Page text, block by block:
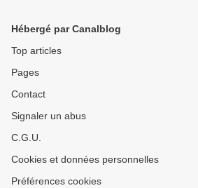
Hébergé par Canalblog
Top articles
Pages
Contact
Signaler un abus
C.G.U.
Cookies et données personnelles
Préférences cookies